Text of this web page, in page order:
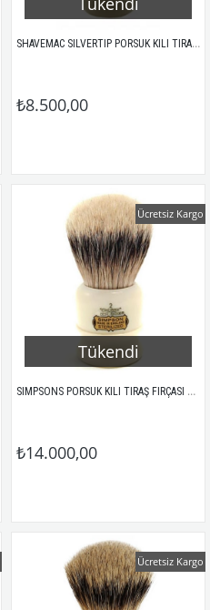
SHAVEMAC SILVERTIP PORSUK KILI TIRAŞ FIRÇASI 82-062
₺8.500,00
Tükendi
SIMPSONS PORSUK KILI TIRAŞ FIRÇASI CHUBBY 2 BEST 95MM
₺14.000,00
Ücretsiz Kargo
Ücretsiz Kargo